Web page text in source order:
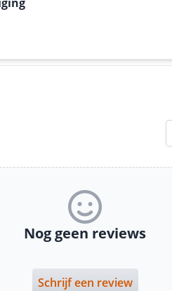
Nog geen reviews
Schrijf een review